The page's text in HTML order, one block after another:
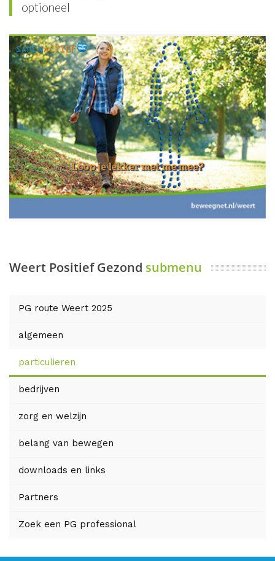
optioneel
Weert Positief Gezond submenu
PG route Weert 2025
algemeen
particulieren
bedrijven
zorg en welzijn
belang van bewegen
downloads en links
Partners
Zoek een PG professional